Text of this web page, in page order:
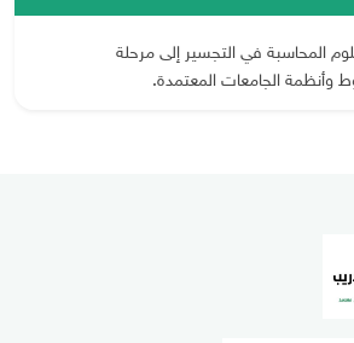
المحاسبة في التجسير إلى مرحلة
وأنظمة الجامعات المعتمدة.